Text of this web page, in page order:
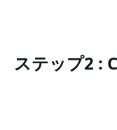
ステップ2 :